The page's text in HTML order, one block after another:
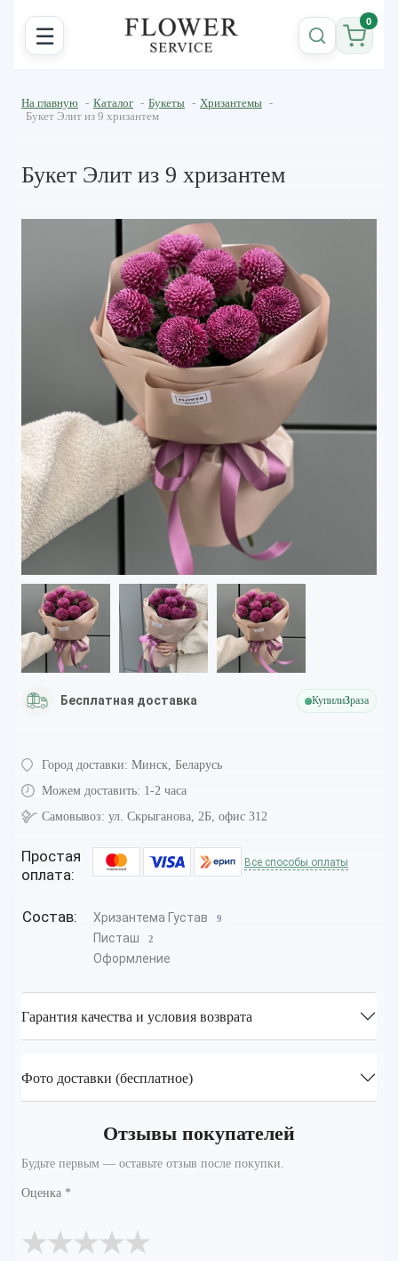
☰ 0
На главную - Каталог - Букеты - Хризантемы -
Букет Элит из 9 хризантем
Букет Элит из 9 хризантем
Бесплатная доставка Купили3раза
Город доставки: Минск, Беларусь
Можем доставить: 1-2 часа
Самовывоз: ул. Скрыганова, 2Б, офис 312
Простая
оплата:
Все способы оплаты
Состав: Хризантема Густав 9
Писташ 2
Оформление
Гарантия качества и условия возврата
Фото доставки (бесплатное)
Отзывы покупателей
Будьте первым — оставьте отзыв после покупки.
Оценка *
★
★
★
★
★